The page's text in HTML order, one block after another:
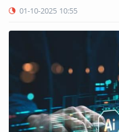
01-10-2025 10:55